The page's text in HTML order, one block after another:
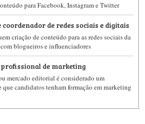
para Facebook, Instagram e Twitter
de redes sociais e digitais
criação de conteúdo para as redes sociais da
blogueiros e influenciadores
de marketing
mercado editorial é considerado um
candidatos tenham formação em marketing